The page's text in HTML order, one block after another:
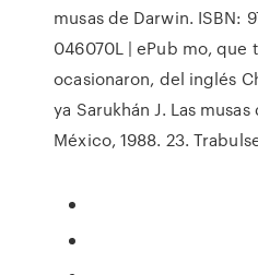
musas de Darwin. ISBN:
046070L | ePub mo, que
ocasionaron, del inglés
ya Sarukhán J. Las
México, 1988. 23.